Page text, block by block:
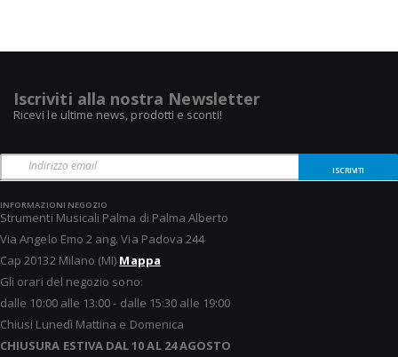
Iscriviti alla nostra Newsletter
Ricevi le ultime news, prodotti e sconti!
ISCRIVITI
INFORMAZIONI NEGOZIO
Strumenti Musicali Palma di Palma Alberto
Via Angelo Emo 2 ang. Via Padova 244
Cap 20132 Milano (MI) Mappa
Gli orari del negozio sono:
dalle 10:00 alle 13:00 - dalle 15:30 alle 19:00
Chiusi Lunedì Mattina e Domenica
CHIUSURA ESTIVA DAL 10 AL 24 AGOSTO